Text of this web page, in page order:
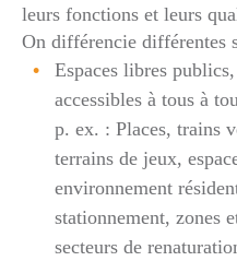
leurs fonctions et leurs
On différencie différentes
Espaces libres
accessibles à tous à
p. ex. : Places, trains
terrains de jeux,
environnement
stationnement, zones
secteurs de